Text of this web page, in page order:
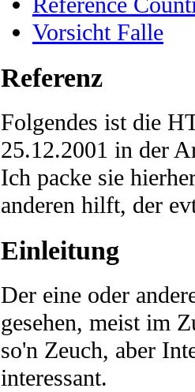
Vorsicht Falle
Referenz
Folgendes ist die
25.12.2001 in der
Ich packe sie
anderen hilft, der
Einleitung
Der eine oder
gesehen, meist im
so'n Zeuch, aber
interessant.